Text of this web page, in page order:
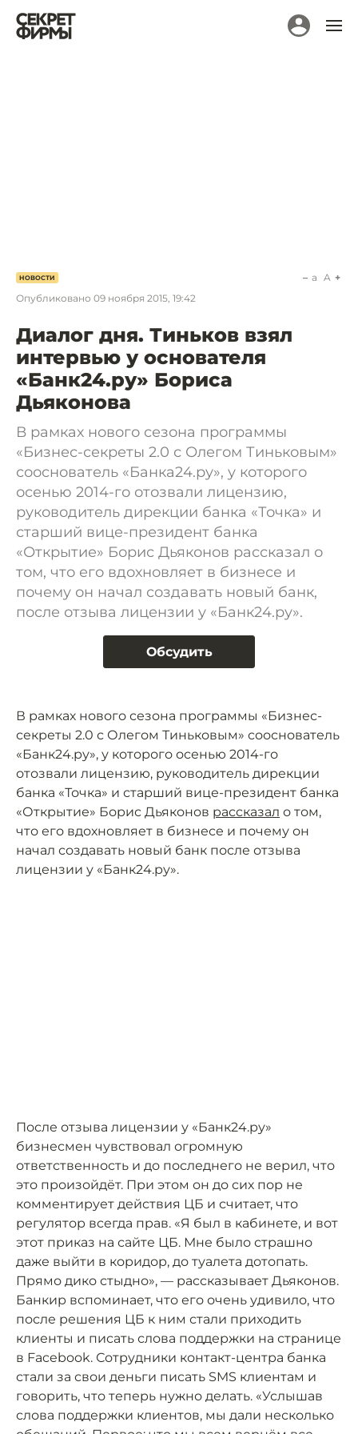
НОВОСТИ
Опубликовано 09 ноября 2015, 19:42
a A
Диалог дня. Тиньков взял
интервью у основателя
«Банк24.ру» Бориса
Дьяконова
В рамках нового сезона программы
«Бизнес-секреты 2.0 с Олегом Тиньковым»
сооснователь «Банка24.ру», у которого
осенью 2014-го отозвали лицензию,
руководитель дирекции банка «Точка» и
старший вице-президент банка
«Открытие» Борис Дьяконов рассказал о
том, что его вдохновляет в бизнесе и
почему он начал создавать новый банк,
после отзыва лицензии у «Банк24.ру».
Обсудить
В рамках нового сезона программы «Бизнес-
секреты 2.0 с Олегом Тиньковым» сооснователь
«Банк24.ру», у которого осенью 2014-го
отозвали лицензию, руководитель дирекции
банка «Точка» и старший вице-президент банка
«Открытие» Борис Дьяконов рассказал о том,
что его вдохновляет в бизнесе и почему он
начал создавать новый банк после отзыва
лицензии у «Банк24.ру».
После отзыва лицензии у «Банк24.ру»
бизнесмен чувствовал огромную
ответственность и до последнего не верил, что
это произойдёт. При этом он до сих пор не
комментирует действия ЦБ и считает, что
регулятор всегда прав. «Я был в кабинете, и вот
этот приказ на сайте ЦБ. Мне было страшно
даже выйти в коридор, до туалета дотопать.
Прямо дико стыдно», — рассказывает Дьяконов.
Банкир вспоминает, что его очень удивило, что
после решения ЦБ к ним стали приходить
клиенты и писать слова поддержки на странице
в Facebook. Сотрудники контакт-центра банка
стали за свои деньги писать SMS клиентам и
говорить, что теперь нужно делать. «Услышав
слова поддержки клиентов, мы дали несколько